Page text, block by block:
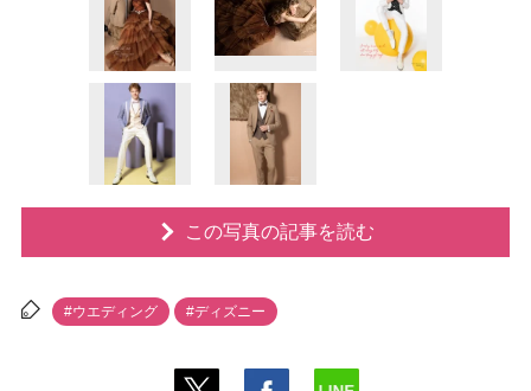
この写真の記事を読む
#ウエディング #ディズニー